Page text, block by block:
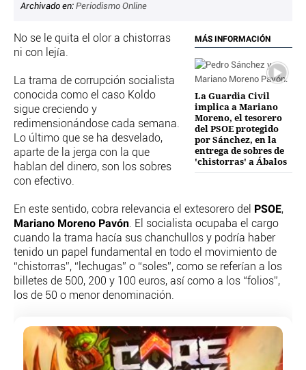
TRAVELLERS
GASTRONOMÍA
3SEGUNDOS
ESCAPARATE
LA SEGUNDA DOSIS
CORONAVIRUS
DIRECTORIOS
LO ÚLTIMO
BLOGS
VÍDEOS
TEMAS
PERSONAJES
ORGANISMOS
LUGARES
SERVICIOS
Archivado en: Periodismo Online
MÁS INFORMACIÓN
La Guardia Civil
implica a Mariano
Moreno, el tesorero
del PSOE protegido
por Sánchez, en la
entrega de sobres de
'chistorras' a Ábalos
No se le quita el olor a chistorras
ni con lejía.
La trama de corrupción socialista
conocida como el caso Koldo
sigue creciendo y
redimensionándose cada semana.
Lo último que se ha desvelado,
aparte de la jerga con la que
hablan del dinero, son los sobres
con efectivo.
En este sentido, cobra relevancia el extesorero del PSOE,
Mariano Moreno Pavón . El socialista ocupaba el cargo
cuando la trama hacía sus chanchullos y podría haber
tenido un papel fundamental en todo el movimiento de
“chistorras”, “lechugas” o “soles”, como se referían a los
billetes de 500, 200 y 100 euros, así como a los “folios”,
los de 50 o menor denominación.